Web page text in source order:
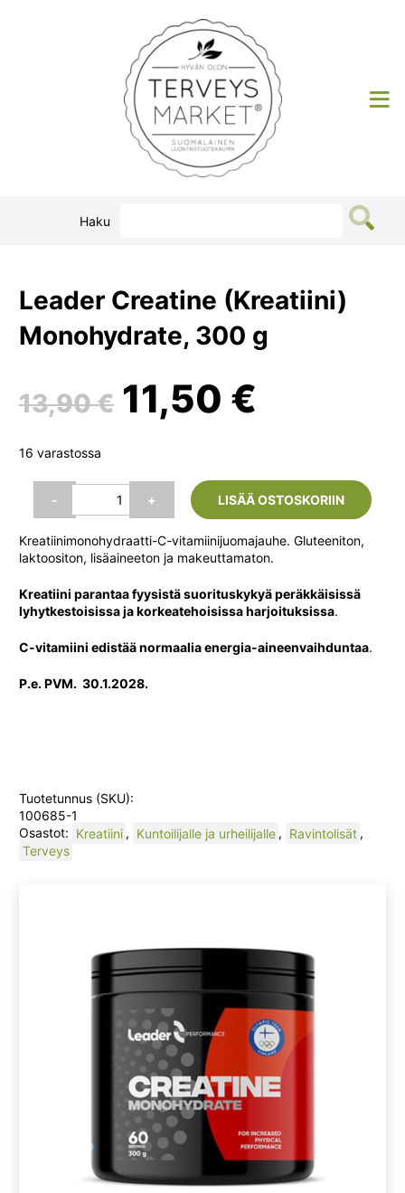
Terveysmarket
Haku
Leader Creatine (Kreatiini)
Monohydrate, 300 g
13,90€ Alkuperäinen
oli:
13,90 €.
11,50 €
on:
11,50 €.
16 varastossa
-
Creatine
Monohydrate,
300
määrä
+ LISÄÄ OSTOSKORIIN
Kreatiinimonohydraatti-C-vitamiinijuomajauhe. Gluteeniton,
laktoositon, lisäaineeton ja makeuttamaton.
Kreatiini parantaa fyysistä suorituskykyä peräkkäisissä
lyhytkestoisissa ja korkeatehoisissa harjoituksissa.
C-vitamiini edistää normaalia energia-aineenvaihduntaa.
P.e. PVM. 30.1.2028.
Tuotetunnus (SKU):
100685-1
Osastot: Kreatiini , Kuntoilijalle ja urheilijalle , Ravintolisät ,
Terveys